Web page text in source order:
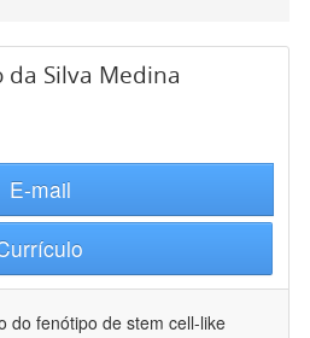
da Silva Medina
E-mail
do fenótipo de stem cell-like